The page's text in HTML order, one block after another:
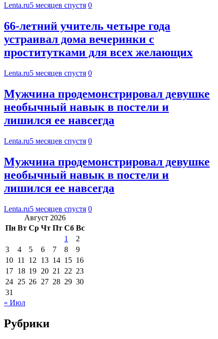
Lenta.ru5 месяцев спустя 0
66-летний учитель четыре года
устраивал дома вечеринки с
проститутками для всех желающих
Lenta.ru5 месяцев спустя 0
Мужчина продемонстрировал девушке
необычный навык в постели и
лишился ее навсегда
Lenta.ru5 месяцев спустя 0
Мужчина продемонстрировал девушке
необычный навык в постели и
лишился ее навсегда
Lenta.ru5 месяцев спустя 0
Август 2026
Пн Вт Ср Чт Пт Сб Вс
1
2
3
4 5 6 7 8
9
10 11 12 13 14 15 16
17 18 19 20 21 22 23
24 25 26 27 28 29 30
31
« Июл
Рубрики